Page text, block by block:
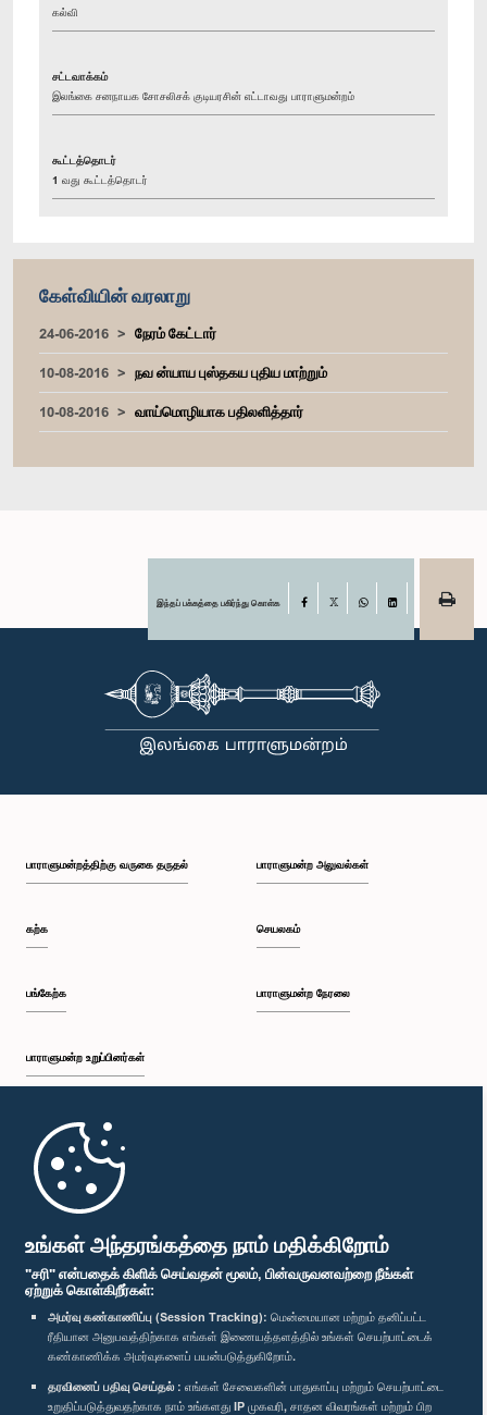
உங்கள் அந்தரங்கத்தை நாம் மதிக்கிறோம்
"சரி" என்பதைக் கிளிக் செய்வதன் மூலம், பின்வருவனவற்றை நீங்கள்
ஏற்றுக் கொள்கிறீர்கள்:
அமர்வு கண்காணிப்பு (Session Tracking): மென்மையான மற்றும் தனிப்பட்ட
ரீதியான அனுபவத்திற்காக எங்கள் இணையத்தளத்தில் உங்கள் செயற்பாட்டைக்
கண்காணிக்க அமர்வுகளைப் பயன்படுத்துகிறோம்.
தரவினைப் பதிவு செய்தல் : எங்கள் சேவைகளின் பாதுகாப்பு மற்றும் செயற்பாட்டை
உறுதிப்படுத்துவதற்காக நாம் உங்களது IP முகவரி, சாதன விவரங்கள் மற்றும் பிற
கல்வி
சட்டவாக்கம்
இலங்கை சனநாயக சோசலிசக் குடியரசின் எட்டாவது பாராளுமன்றம்
கூட்டத்தொடர்
1 வது கூட்டத்தொடர்
கேள்வியின் வரலாறு
24-06-2016
நேரம் கேட்டார்
10-08-2016
நவ ன்யாய புஸ்தகய புதிய மாற்றும்
10-08-2016
வாய்மொழியாக பதிலளித்தார்
இந்தப் பக்கத்தை பகிர்ந்து கொள்க Facebook
பாராளுமன்றத்திற்கு வருகை தருதல்
கற்க
பங்கேற்க
பாராளுமன்ற உறுப்பினர்கள்
முதற்பக்கம்
பாராளுமன்ற அலுவல்கள்
செயலகம்
பாராளுமன்ற நேரலை
பாராளுமன்ற கையடக்க செயலி
எம்மை பின்தொடர்க :
விருதுகள்